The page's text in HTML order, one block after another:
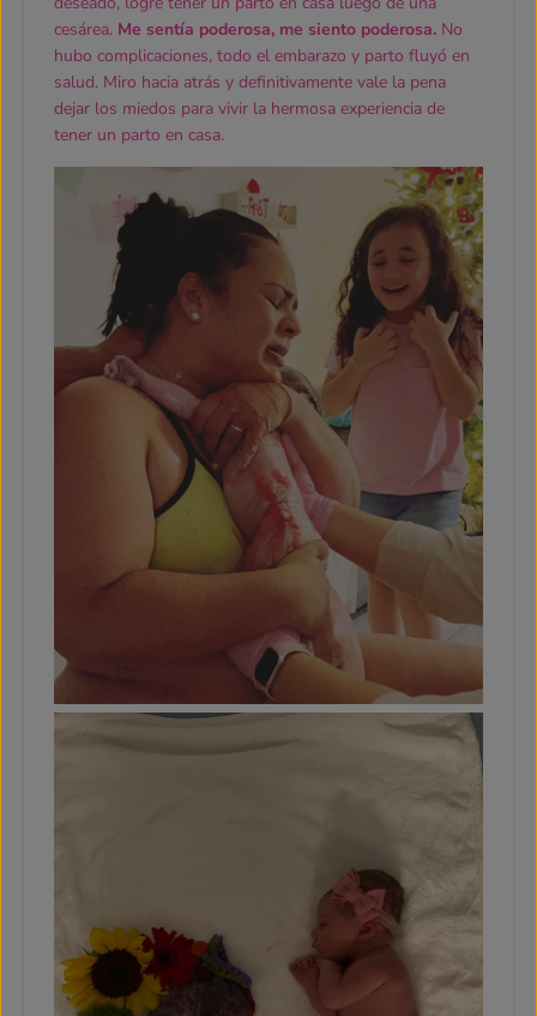
cesárea. Me sentía poderosa, me siento poderosa. No
hubo complicaciones, todo el embarazo y parto fluyó en
salud. Miro hacia atrás y definitivamente vale la pena
dejar los miedos para vivir la hermosa experiencia de
tener un parto en casa.